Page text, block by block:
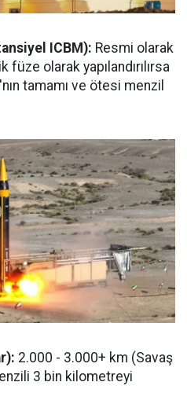
ICBM): Resmi olarak
füze olarak yapılandırılırsa
tamamı ve ötesi menzil
2.000 - 3.000+ km (Savaş
3 bin kilometreyi